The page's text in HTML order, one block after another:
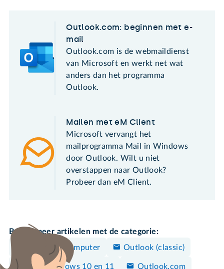
Outlook.com: beginnen met e-
mail
Outlook.com is de webmaildienst
van Microsoft en werkt net wat
anders dan het programma
Outlook.
Mailen met eM Client
Microsoft vervangt het
mailprogramma Mail in Windows
door Outlook. Wilt u niet
overstappen naar Outlook?
Probeer dan eM Client.
Bekijk meer artikelen met de categorie:
Windows-computer
Outlook (classic)
Mail Windows 10 en 11 Outlook.com